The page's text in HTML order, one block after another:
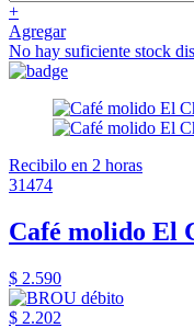
+
Agregar
No hay suficiente stock
Recibilo en 2 horas
31474
Café molido El
$ 2.590
$ 2.202